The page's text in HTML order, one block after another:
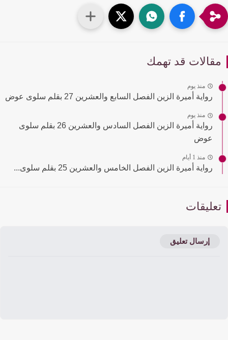
قد تهمك
منذ يوم
رواية أميرة الزين الفصل السابع والعشرين 27 بقلم سلوى عوض
منذ يوم
رواية أميرة الزين الفصل السادس والعشرين 26 بقلم سلوى
عوض
منذ 1 أيام
رواية أميرة الزين الفصل الخامس والعشرين 25 بقلم سلوى...
إرسال تعليق